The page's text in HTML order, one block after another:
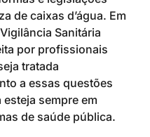
de caixas d’água. Em
Sanitária
por profissionais
tratada
a essas questões
sempre em
de saúde pública.